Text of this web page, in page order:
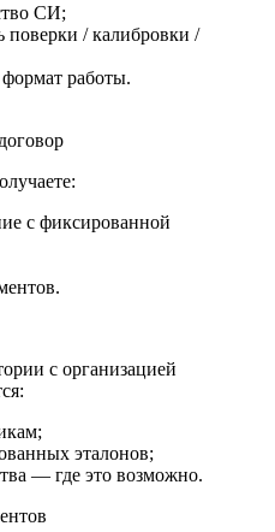
СИ;
поверки / калибровки /
работы.
с фиксированной
с организацией
эталонов;
— где это возможно.